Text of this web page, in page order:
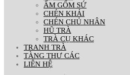
ẤM GỐM SỨ
CHÉN KHẢI
CHÉN CHỦ NHÂN
HŨ TRÀ
TRÀ CỤ KHÁC
TRANH TRÀ
TÀNG THƯ CÁC
LIÊN HỆ